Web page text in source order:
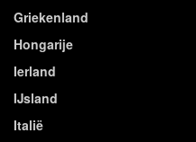
Griekenland
Hongarije
Ierland
IJsland
Italië